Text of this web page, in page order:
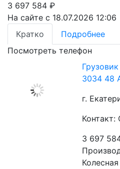
3 697 584 ₽
На сайте с 18.07.2026 12:06
Кратко
Подробнее
Посмотреть телефон
3034 48
г.
3 697